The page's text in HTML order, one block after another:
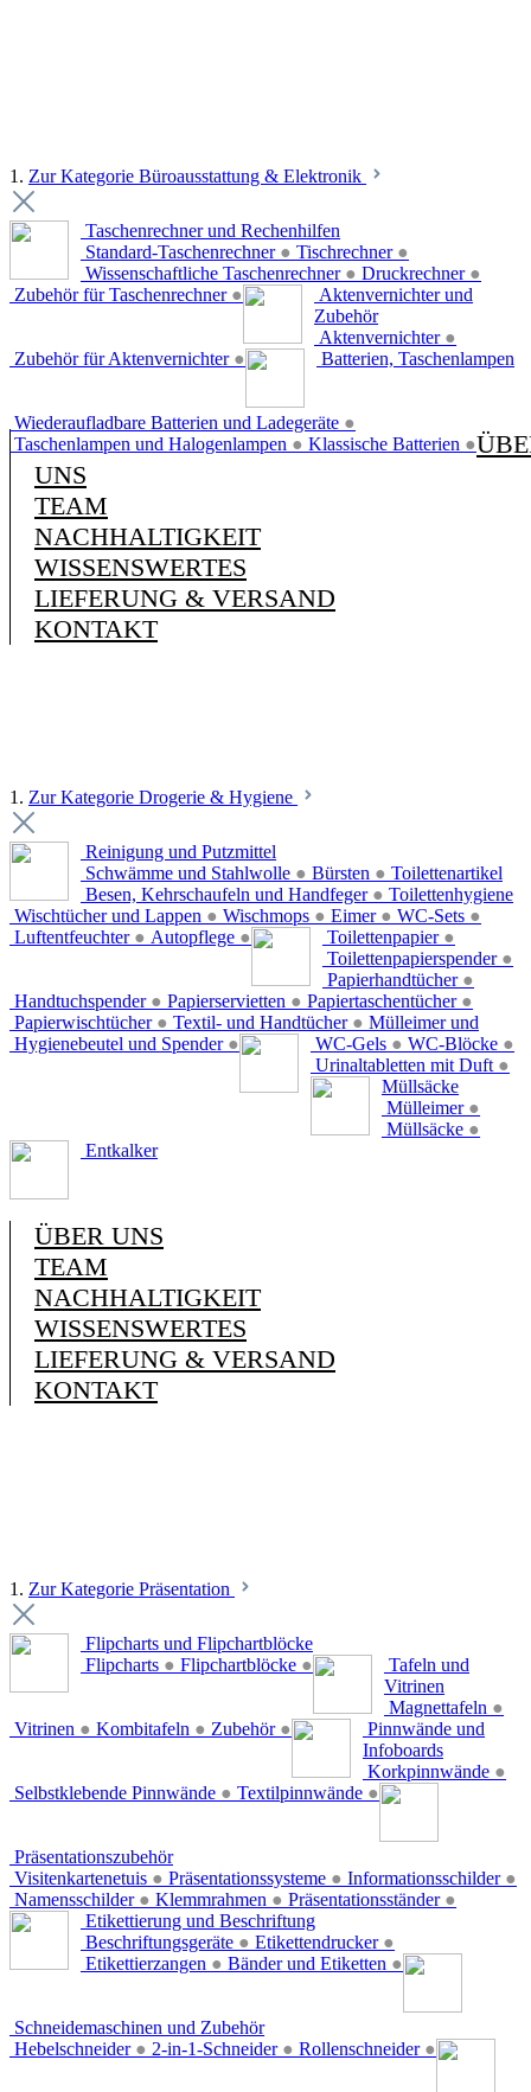
1. Zur Kategorie Büroausstattung & Elektronik
Taschenrechner und Rechenhilfen
Standard-Taschenrechner ● Tischrechner ●
Wissenschaftliche Taschenrechner ● Druckrechner ●
Zubehör für Taschenrechner ●
Aktenvernichter und
Zubehör
Aktenvernichter ●
Zubehör für Aktenvernichter ● Batterien, Taschenlampen
Wiederaufladbare Batterien und Ladegeräte ●
Taschenlampen und Halogenlampen ● Klassische Batterien ●
UNS
TEAM
NACHHALTIGKEIT
WISSENSWERTES
LIEFERUNG & VERSAND
KONTAKT
1. Zur Kategorie Drogerie & Hygiene
Reinigung und Putzmittel
Schwämme und Stahlwolle ● Bürsten ●
Besen, Kehrschaufeln und Handfeger ●
Wischtücher und Lappen ● Wischmops ● Eimer ● WC-Sets ●
Luftentfeuchter ● Autopflege ●
Toilettenartikel
Toilettenpapier ●
Toilettenpapierspender ●
Papierhandtücher ●
Handtuchspender ● Papierservietten ● Papiertaschentücher ●
Papierwischtücher ● Textil- und Handtücher ●
Hygienebeutel und Spender ●
Toilettenhygiene
WC-Gels ● WC-Blöcke ●
Urinaltabletten mit Duft ●
Mülleimer und
Müllsäcke
Mülleimer ●
Müllsäcke ●
Entkalker
ÜBER UNS
TEAM
NACHHALTIGKEIT
WISSENSWERTES
LIEFERUNG & VERSAND
KONTAKT
1. Zur Kategorie Präsentation
Flipcharts und Flipchartblöcke
Flipcharts ● Flipchartblöcke ●
Tafeln und
Vitrinen
Magnettafeln ●
Vitrinen ● Kombitafeln ● Zubehör ●
Pinnwände und
Infoboards
Korkpinnwände ●
Selbstklebende Pinnwände ● Textilpinnwände ●
Präsentationszubehör
Visitenkartenetuis ● Präsentationssysteme ● Informationsschilder ●
Namensschilder ● Klemmrahmen ● Präsentationsständer ●
Etikettierung und Beschriftung
Beschriftungsgeräte ● Etikettendrucker ●
Etikettierzangen ● Bänder und Etiketten ●
Schneidemaschinen und Zubehör
Hebelschneider ● 2-in-1-Schneider ● Rollenschneider ●